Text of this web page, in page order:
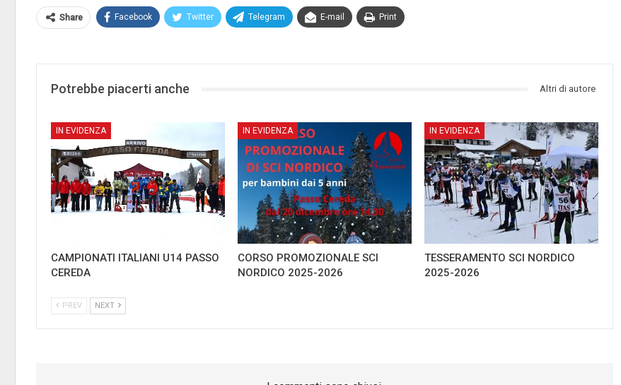
Share Facebook Twitter Telegram E-mail Print
Potrebbe piacerti anche Altri di autore
IN EVIDENZA
CAMPIONATI ITALIANI U14 PASSO
CEREDA
IN EVIDENZA
CORSO PROMOZIONALE SCI
NORDICO 2025-2026
IN EVIDENZA
TESSERAMENTO SCI NORDICO
2025-2026
PREV NEXT